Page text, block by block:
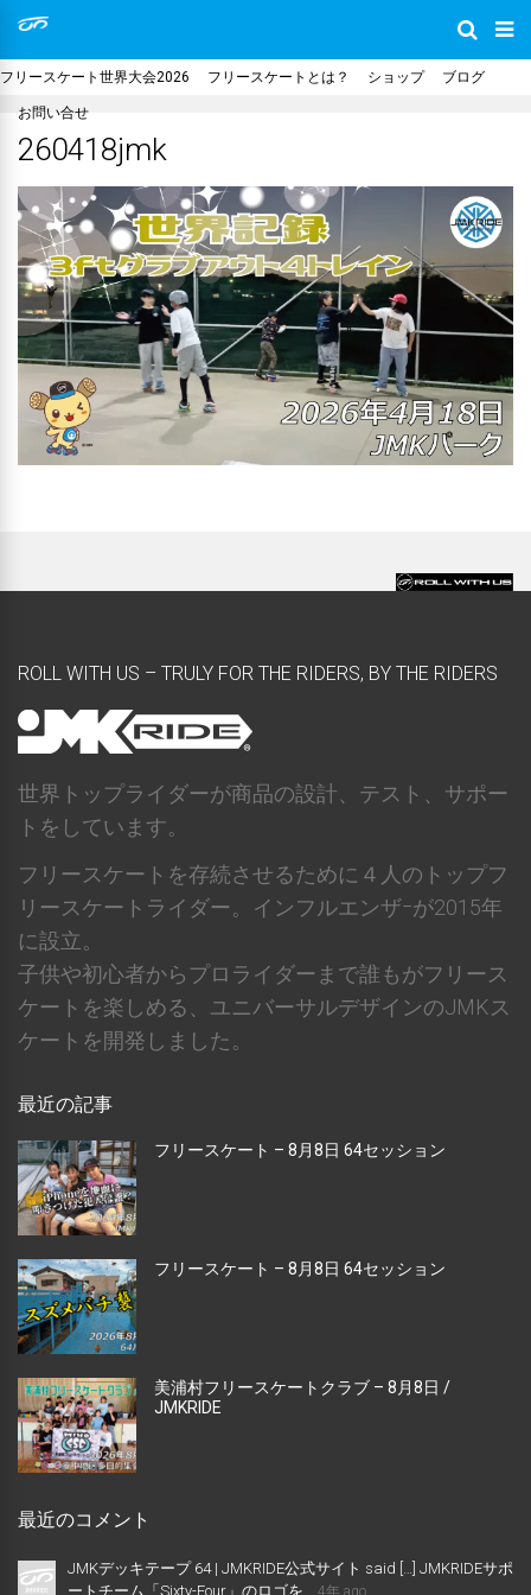
フリースケート世界大会2026 フリースケートとは？ ショップ ブログ
お問い合せ
260418jmk
ROLL WITH US – TRULY FOR THE RIDERS, BY THE RIDERS
世界トップライダーが商品の設計、テスト、サポー
トをしています。
フリースケートを存続させるために４人のトップフ
リースケートライダー。インフルエンザｰが2015年
に設立。
子供や初心者からプロライダーまで誰もがフリース
ケートを楽しめる、ユニバーサルデザインのJMKス
ケートを開発しました。
最近の記事
フリースケート – 8月8日 64セッション
フリースケート – 8月8日 64セッション
美浦村フリースケートクラブ – 8月8日 /
JMKRIDE
最近のコメント
JMKデッキテープ 64 | JMKRIDE公式サイト said […] JMKRIDEサポ
ートチーム「Sixty-Four」のロゴを...
4年 ago